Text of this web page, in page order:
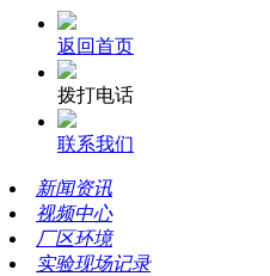
返回首页
拨打电话
联系我们
新闻资讯
视频中心
厂区环境
实验现场记录